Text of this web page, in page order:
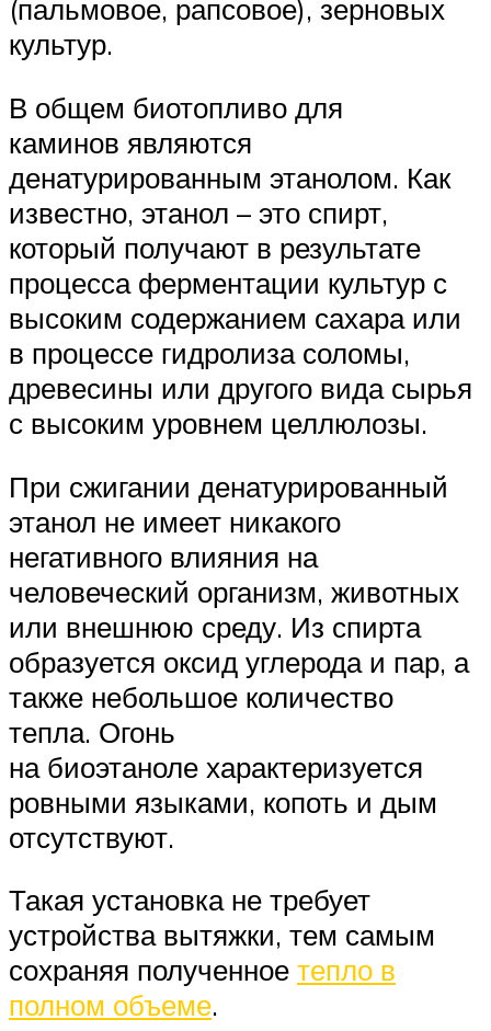
(пальмовое, рапсовое), зерновых
культур.
В общем биотопливо для
каминов являются
денатурированным этанолом. Как
известно, этанол – это спирт,
который получают в результате
процесса ферментации культур с
высоким содержанием сахара или
в процессе гидролиза соломы,
древесины или другого вида сырья
с высоким уровнем целлюлозы.
При сжигании денатурированный
этанол не имеет никакого
негативного влияния на
человеческий организм, животных
или внешнюю среду. Из спирта
образуется оксид углерода и пар, а
также небольшое количество
тепла. Огонь
на биоэтаноле характеризуется
ровными языками, копоть и дым
отсутствуют.
Такая установка не требует
устройства вытяжки, тем самым
сохраняя полученное тепло в
полном объеме.